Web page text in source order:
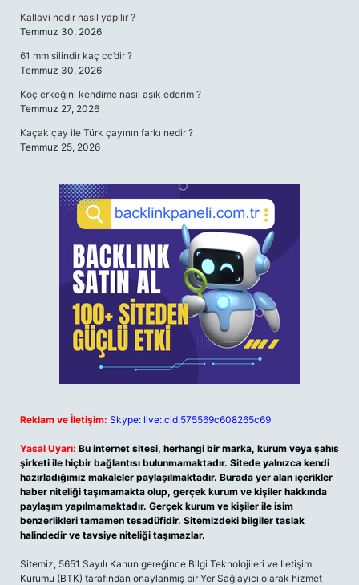
Kallavi nedir nasıl yapılır ?
Temmuz 30, 2026
61 mm silindir kaç cc’dir ?
Temmuz 30, 2026
Koç erkeğini kendime nasıl aşık ederim ?
Temmuz 27, 2026
Kaçak çay ile Türk çayının farkı nedir ?
Temmuz 25, 2026
Reklam ve İletişim: Skype: live:.cid.575569c608265c69
Yasal Uyarı: Bu internet sitesi, herhangi bir marka, kurum veya şahıs
şirketi ile hiçbir bağlantısı bulunmamaktadır. Sitede yalnızca kendi
hazırladığımız makaleler paylaşılmaktadır. Burada yer alan içerikler
haber niteliği taşımamakta olup, gerçek kurum ve kişiler hakkında
paylaşım yapılmamaktadır. Gerçek kurum ve kişiler ile isim
benzerlikleri tamamen tesadüfidir. Sitemizdeki bilgiler taslak
halindedir ve tavsiye niteliği taşımazlar.
Sitemiz, 5651 Sayılı Kanun gereğince Bilgi Teknolojileri ve İletişim
Kurumu (BTK) tarafından onaylanmış bir Yer Sağlayıcı olarak hizmet